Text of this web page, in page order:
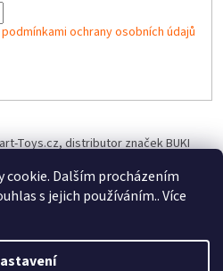
cookie. Dalším procházením
s jejich používáním.. Více
podmínkami ochrany osobních údajů
Toys.cz, distributor značek BUKI